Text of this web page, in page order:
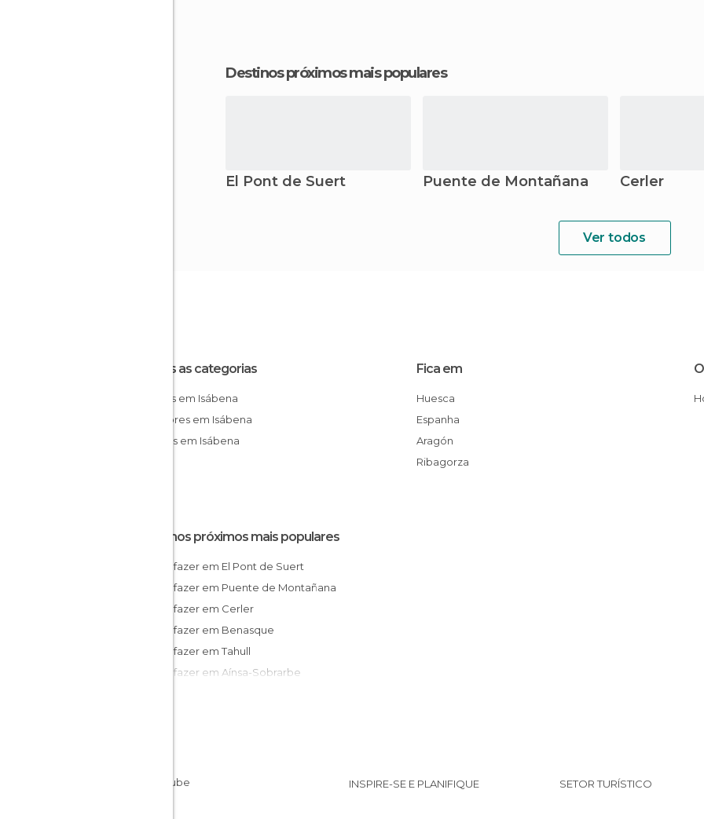
Destinos próximos mais populares
El Pont de Suert Puente de Montañana Cerler
Ver todos
Todas as categorias
Aldeias em Isábena
Miradores em Isábena
Museus em Isábena
Fica em
Huesca
Espanha
Aragón
Ribagorza
Destinos próximos mais populares
O que fazer em El Pont de Suert
O que fazer em Puente de Montañana
O que fazer em Cerler
O que fazer em Benasque
O que fazer em Tahull
O que fazer em Aínsa-Sobrarbe
O que fazer em Bielsa
INSPIRE-SE E PLANIFIQUE SETOR TURÍSTICO